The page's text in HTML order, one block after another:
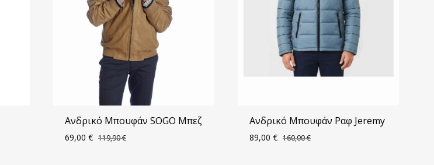
Ανδρικό Μπουφάν SOGO Μπεζ
69,00 € 119,90€
Ανδρικό Μπουφάν Ραφ Jeremy
89,00 € 160,00€